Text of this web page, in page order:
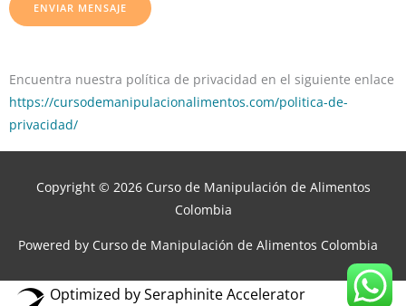
ENVIAR MENSAJE
Encuentra nuestra política de privacidad en el siguiente enlace
https://cursodemanipulacionalimentos.com/politica-de-
privacidad/
Copyright © 2026 Curso de Manipulación de Alimentos
Colombia
Powered by Curso de Manipulación de Alimentos Colombia
Optimized by Seraphinite Accelerator